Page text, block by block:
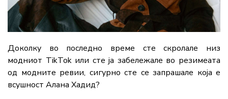
Доколку во последно време сте скролале низ
модниот TikTok или сте ја забележале во резимеата
од модните ревии, сигурно сте се запрашале која е
всушност Алана Хадид?